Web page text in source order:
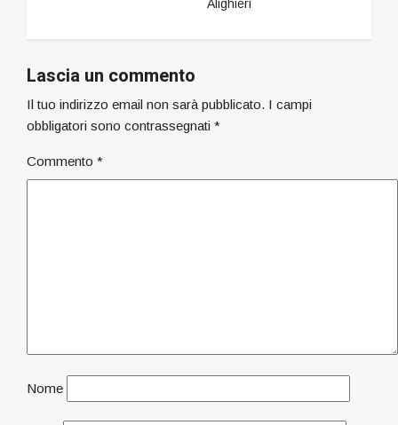
Alighieri
Lascia un commento
Il tuo indirizzo email non sarà pubblicato. I campi
obbligatori sono contrassegnati *
Commento *
Nome